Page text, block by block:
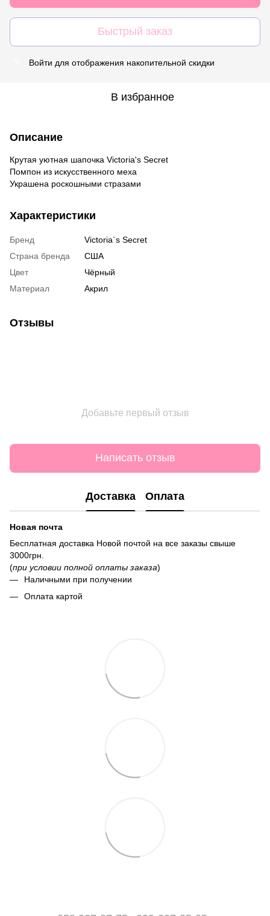
Быстрый заказ
Войти для отображения накопительной скидки
В избранное
Описание
Крутая уютная шапочка Victoria's Secret
Помпон из искусственного меха
Украшена роскошными стразами
Характеристики
Бренд
Victoria`s Secret
Страна бренда
США
Цвет
Чёрный
Материал
Акрил
Отзывы
Добавьте первый отзыв
Написать отзыв
Доставка Оплата
Новая почта
Бесплатная доставка Новой почтой на все заказы свыше
3000грн.
(при условии полной оплаты заказа)
Наличными при получении
Оплата картой